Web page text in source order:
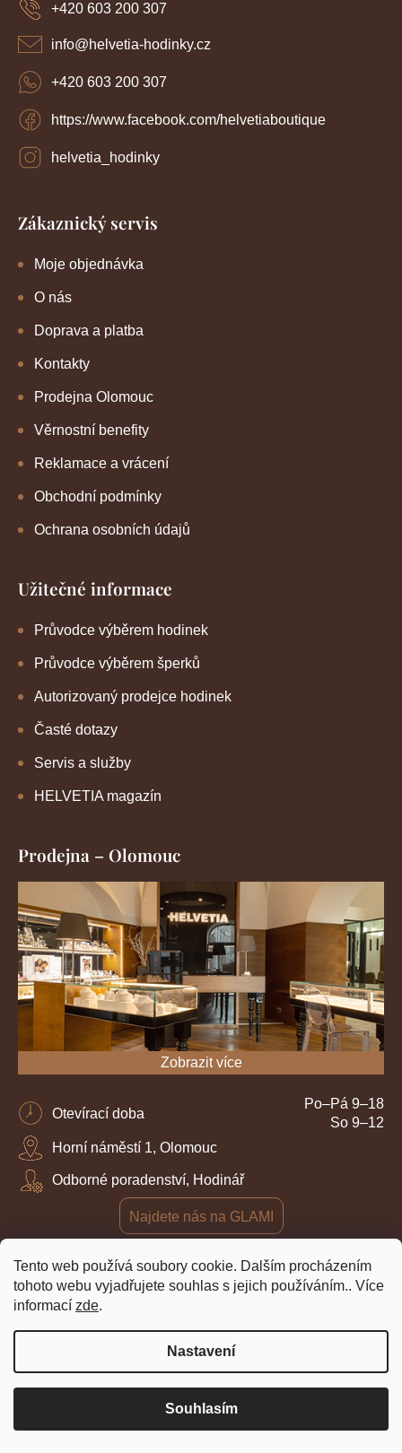
Tento web používá soubory cookie. Dalším procházením
tohoto webu vyjadřujete souhlas s jejich používáním.. Více
informací zde.
Nastavení
Souhlasím
info@helvetia-hodinky.cz
+420 603 200 307
https://www.facebook.com/helvetiaboutique
helvetia_hodinky
+420 603 200 307
Zákaznický servis
Moje objednávka
O nás
Doprava a platba
Kontakty
Prodejna Olomouc
Věrnostní benefity
Reklamace a vrácení
Obchodní podmínky
Ochrana osobních údajů
Užitečné informace
Průvodce výběrem hodinek
Průvodce výběrem šperků
Autorizovaný prodejce hodinek
Časté dotazy
Servis a služby
HELVETIA magazín
Prodejna – Olomouc
Zobrazit více
Otevírací doba
Po–Pá 9–18
So 9–12
Horní náměstí 1, Olomouc
Odborné poradenství, Hodinář
Najdete nás na GLAMI